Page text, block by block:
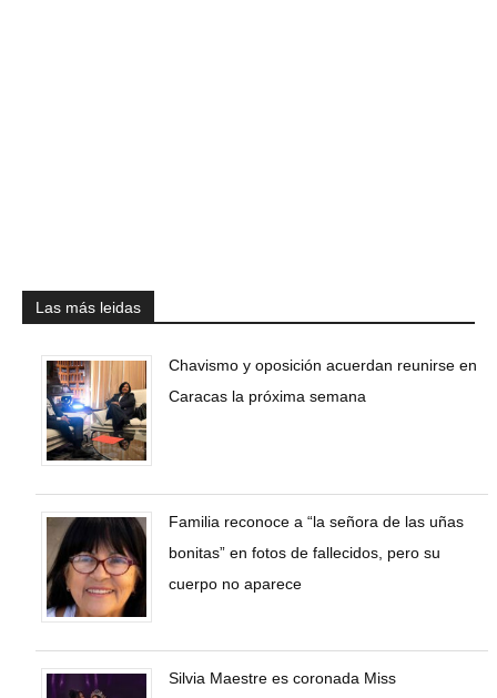
Las más leidas
Chavismo y oposición acuerdan reunirse en
Caracas la próxima semana
Familia reconoce a “la señora de las uñas
bonitas” en fotos de fallecidos, pero su
cuerpo no aparece
Silvia Maestre es coronada Miss